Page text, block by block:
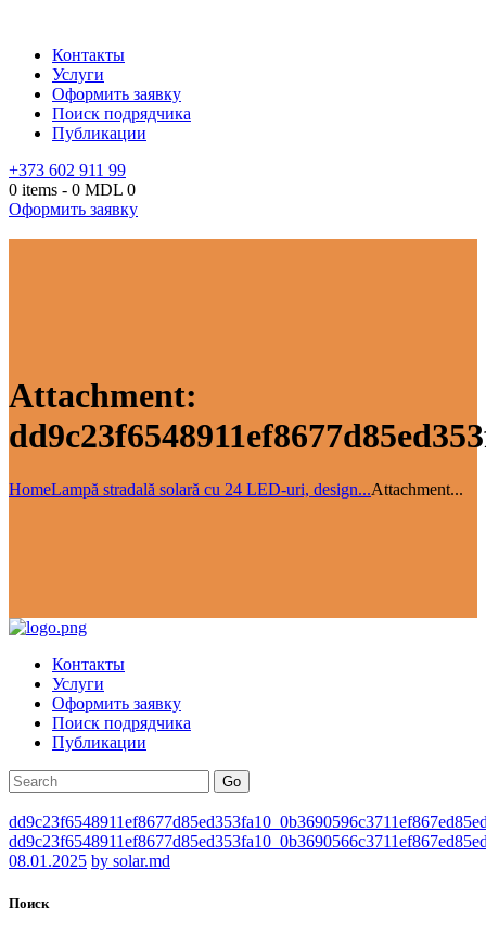
Контакты
Услуги
Оформить заявку
Поиск подрядчика
Публикации
+373 602 911 99
0 items - 0 MDL 0
Оформить заявку
Attachment:
HomeLampă stradală solară cu 24 LED-uri, design...Attachment...
Контакты
Услуги
Оформить заявку
Поиск подрядчика
Публикации
Go
08.01.2025 by solar.md
Поиск